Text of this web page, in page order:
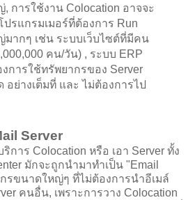
การใช้งาน Colocation อาจจะ
รแกรมเมอร์ที่ต้องการ Run
มากๆ เช่น ระบบเว็บไซต์ที่มีคน
คน/วัน) , ระบบ ERP
การใช้ทรัพยากรของ Server
อย่างเต็มที่ และ ไม่ต้องการไป
Server
การ Colocation หรือ เอา Server ทั้ง
มักจะถูกนำมาทำเป็น "Email
รขนาดใหญ่ๆ ที่ไม่ต้องการนำอีเมล์
คนอื่น, เพราะการวาง Colocation